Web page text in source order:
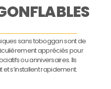
sans toboggan sont de
appréciés pour
ou anniversaires. Ils
s’installent rapidement.